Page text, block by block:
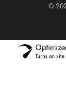
©
Turns on